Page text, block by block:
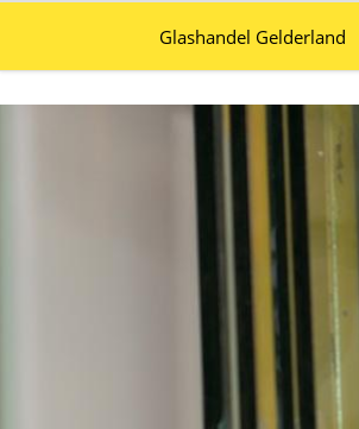
Glashandel Gelderland